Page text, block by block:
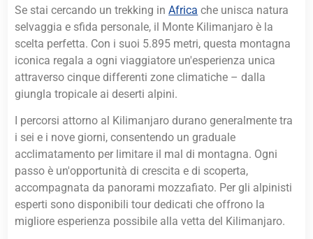
Se stai cercando un trekking inAfrica che unisca natura
selvaggia e sfida personale, il Monte Kilimanjaro è la
scelta perfetta. Con i suoi 5.895 metri, questa montagna
iconica regala a ogni viaggiatore un'esperienza unica
attraverso cinque differenti zone climatiche – dalla
giungla tropicale ai deserti alpini.
I percorsi attorno al Kilimanjaro durano generalmente tra
i sei e i nove giorni, consentendo un graduale
acclimatamento per limitare il mal di montagna. Ogni
passo è un'opportunità di crescita e di scoperta,
accompagnata da panorami mozzafiato. Per gli alpinisti
esperti sono disponibili tour dedicati che offrono la
migliore esperienza possibile alla vetta del Kilimanjaro.